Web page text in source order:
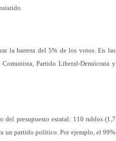
la barrera del 5% de los votos. En las
Partido Liberal-Demócrata y
del presupuesto estatal: 110 rublos (1,7
un partido político. Por ejemplo, el 99%